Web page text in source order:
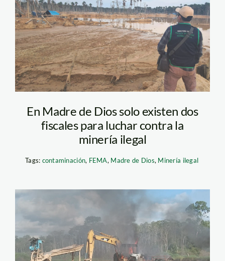
de-dios-tambopata—
fema
En Madre de Dios solo existen dos
fiscales para luchar contra la
minería ilegal
Tags: contaminación, FEMA, Madre de Dios, Minería ilegal
mineria ilegal
kotsimba – fema1